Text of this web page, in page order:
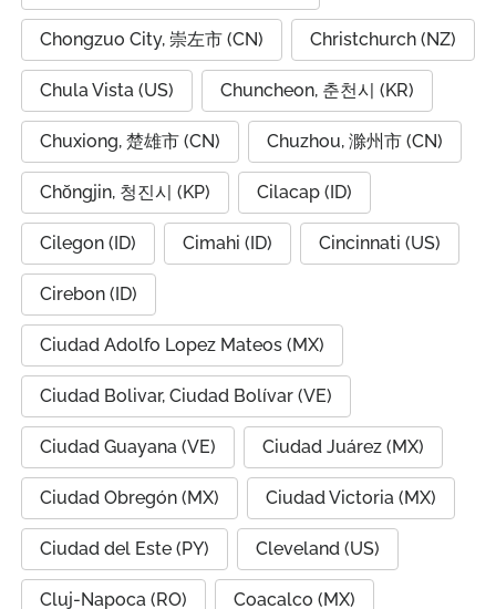
Chongzuo City, 崇左市 (CN) Christchurch (NZ)
Chula Vista (US) Chuncheon, 춘천시 (KR)
Chuxiong, 楚雄市 (CN) Chuzhou, 滁州市 (CN)
Chŏngjin, 청진시 (KP) Cilacap (ID)
Cilegon (ID) Cimahi (ID) Cincinnati (US)
Cirebon (ID)
Ciudad Adolfo Lopez Mateos (MX)
Ciudad Bolivar, Ciudad Bolívar (VE)
Ciudad Guayana (VE) Ciudad Juárez (MX)
Ciudad Obregón (MX) Ciudad Victoria (MX)
Ciudad del Este (PY) Cleveland (US)
Cluj-Napoca (RO) Coacalco (MX)